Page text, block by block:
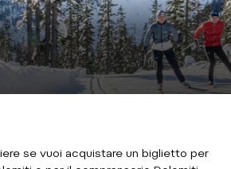
se vuoi acquistare un biglietto per